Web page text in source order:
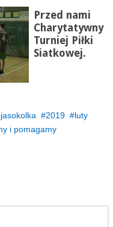
Przed nami
Charytatywny
Turniej Piłki
Siatkowej.
2019
luty
i pomagamy